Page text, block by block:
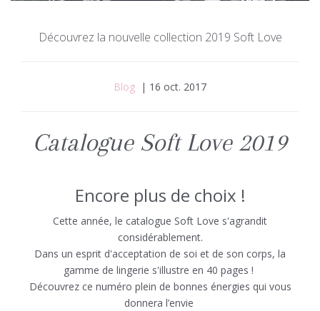
Découvrez la nouvelle collection 2019 Soft Love
Blog | 16 oct. 2017
Catalogue Soft Love 2019
Encore plus de choix !
Cette année, le catalogue Soft Love s'agrandit
considérablement.
Dans un esprit d'acceptation de soi et de son corps, la
gamme de lingerie s'illustre en 40 pages !
Découvrez ce numéro plein de bonnes énergies qui vous
donnera l’envie